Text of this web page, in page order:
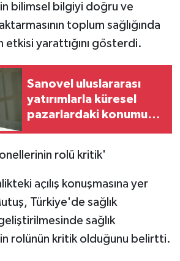
bilimsel bilgiyi doğru ve
toplum sağlığında
etkisi yarattığını gösterdi.
Sanovel uluslararası
yatırımlarla küresel
pazarlardaki konumunu
rolü kritik'
açılış konuşmasına yer
Türkiye'de sağlık
sağlık
rolünün kritik olduğunu belirtti.